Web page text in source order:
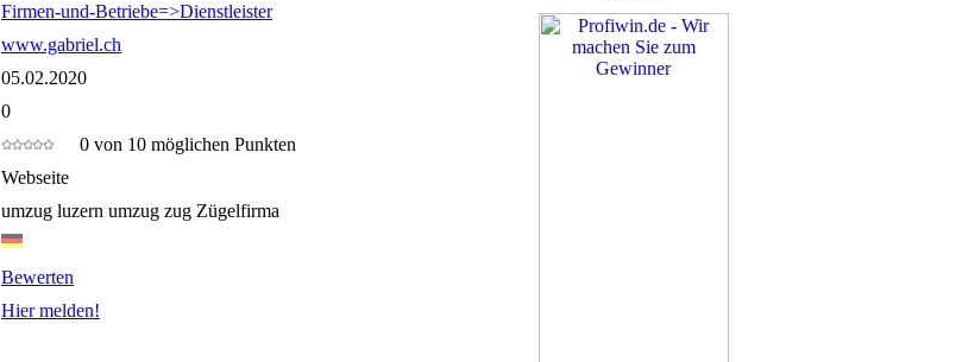
Firmen-und-Betriebe=>Dienstleister
www.gabriel.ch
05.02.2020
0
0 von 10 möglichen Punkten
Webseite
umzug luzern umzug zug Zügelfirma
Bewerten
Hier melden!